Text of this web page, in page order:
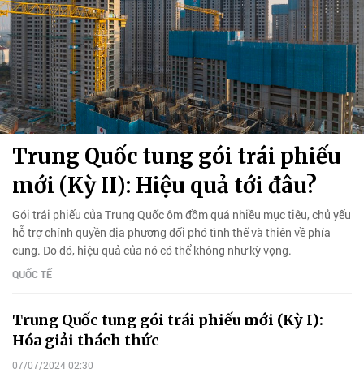
Trung Quốc tung gói trái phiếu
mới (Kỳ II): Hiệu quả tới đâu?
Gói trái phiếu của Trung Quốc ôm đồm quá nhiều mục tiêu, chủ yếu
hỗ trợ chính quyền địa phương đối phó tình thế và thiên về phía
cung. Do đó, hiệu quả của nó có thể không như kỳ vọng.
QUỐC TẾ
Trung Quốc tung gói trái phiếu mới (Kỳ I):
Hóa giải thách thức
07/07/2024 02:30